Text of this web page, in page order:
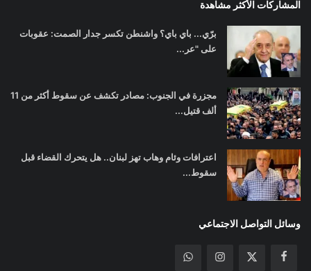
المشاركات الأكثر مشاهدة
برّي... باي باي؟ واشنطن تكسر جدار الصمت: عقوبات
على "عر...
مجزرة في الجنوب: مصادر تكشف عن سقوط أكثر من 11
ألف قتيل...
اعترافات وئام وهاب تهز لبنان.. هل يتحرك القضاء قبل
سقوط...
وسائل التواصل الاجتماعي